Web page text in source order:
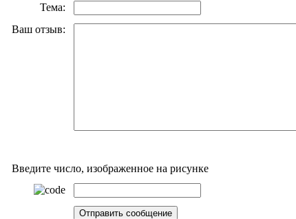
Тема:
Ваш отзыв:
Введите число, изображенное на рисунке